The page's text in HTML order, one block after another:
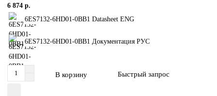
6 874 р.
6ES7132-6HD01-0BB1 Datasheet ENG
6ES7132-6HD01-0BB1 Документация РУС
В корзину Быстрый запрос